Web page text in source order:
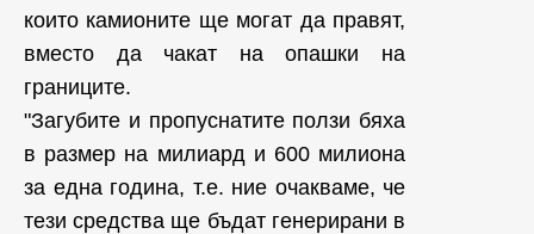
които камионите ще могат да правят,
вместо да чакат на опашки на
границите.
"Загубите и пропуснатите ползи бяха
в размер на милиард и 600 милиона
за една година, т.е. ние очакваме, че
тези средства ще бъдат генерирани в